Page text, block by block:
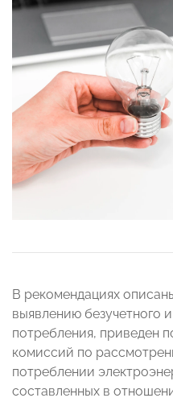
В рекомендациях
выявлению безучетного
потребления, приведен
комиссий по
потреблении
составленных в